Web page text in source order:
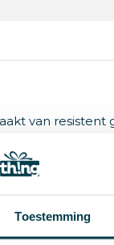
Toestemming
van resistent